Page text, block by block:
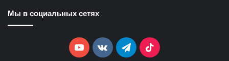
Мы в социальных сетях
YouTubevk.comTelegramTikTok